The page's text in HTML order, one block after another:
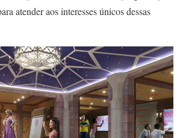
atender aos interesses únicos dessas